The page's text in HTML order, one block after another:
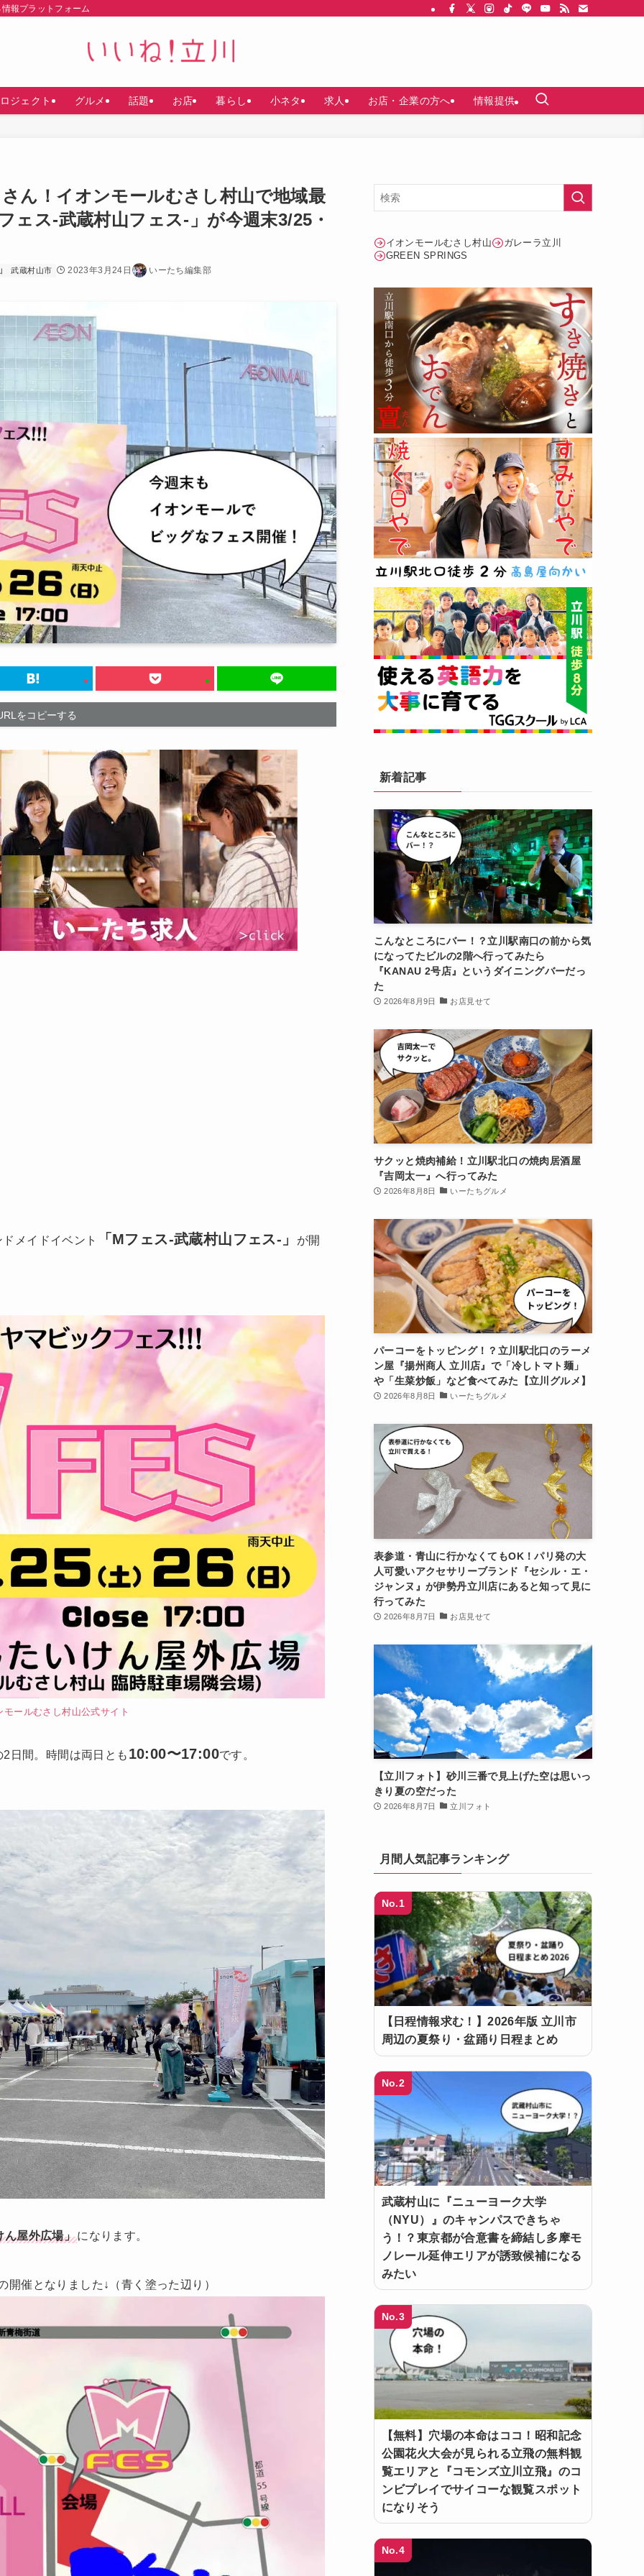
報プラットフォーム
ジェクト グルメ 話題 お店 暮らし 小ネタ 求人 お店・企業の方へ 情報提供
ん！イオンモールむさし村山で地域最
ェス-武蔵村山フェス-」が今週末3/25・
武蔵村山市 2023年3月24日 いーたち編集部
をコピーする
メイドイベント 「Mフェス-武蔵村山フェス-」 が開
モールむさし村山公式サイト
2日間。時間は両日とも 10:00〜17:00です。
ん屋外広場」になります。
催となりました↓（青く塗った辺り）
イオンモールむさし村山
ガレーラ立川
GREEN SPRINGS
新着記事
こんなところにバー！？立川駅南口の前から気
になってたビルの2階へ行ってみたら
『KANAU 2号店』というダイニングバーだっ
た
2026年8月9日 お店見せて
サクッと焼肉補給！立川駅北口の焼肉居酒屋
『吉岡太一』へ行ってみた
2026年8月8日 いーたちグルメ
パーコーをトッピング！？立川駅北口のラーメ
ン屋『揚州商人 立川店』で「冷しトマト麺」
や「生菜炒飯」など食べてみた【立川グルメ】
2026年8月8日 いーたちグルメ
表参道・青山に行かなくてもOK！パリ発の大
人可愛いアクセサリーブランド『セシル・エ・
ジャンヌ』が伊勢丹立川店にあると知って見に
行ってみた
2026年8月7日 お店見せて
【立川フォト】砂川三番で見上げた空は思いっ
きり夏の空だった
2026年8月7日 立川フォト
月間人気記事ランキング
No.1
【日程情報求む！】2026年版 立川市
周辺の夏祭り・盆踊り日程まとめ
No.2
武蔵村山に『ニューヨーク大学
（NYU）』のキャンパスできちゃ
う！？東京都が合意書を締結し多摩モ
ノレール延伸エリアが誘致候補になる
みたい
No.3
【無料】穴場の本命はココ！昭和記念
公園花火大会が見られる立飛の無料観
覧エリアと『コモンズ立川立飛』のコ
ンビプレイでサイコーな観覧スポット
になりそう
No.4